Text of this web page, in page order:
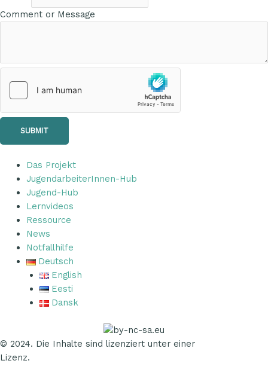
Comment or Message
SUBMIT
Das Projekt
JugendarbeiterInnen-Hub
Jugend-Hub
Lernvideos
Ressource
News
Notfallhilfe
Deutsch
English
Eesti
Dansk
© 2024. Die Inhalte sind lizenziert unter einer
Lizenz.